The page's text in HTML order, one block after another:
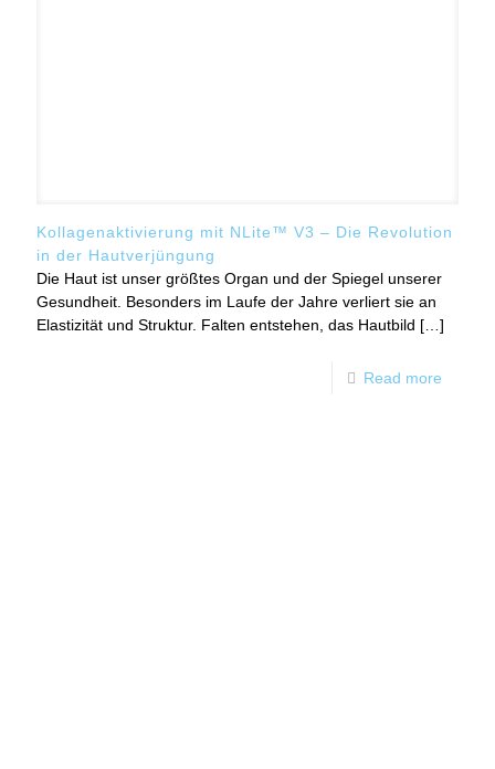
Kollagenaktivierung mit NLite™ V3 – Die Revolution
in der Hautverjüngung
Die Haut ist unser größtes Organ und der Spiegel unserer
Gesundheit. Besonders im Laufe der Jahre verliert sie an
Elastizität und Struktur. Falten entstehen, das Hautbild […]
Read more